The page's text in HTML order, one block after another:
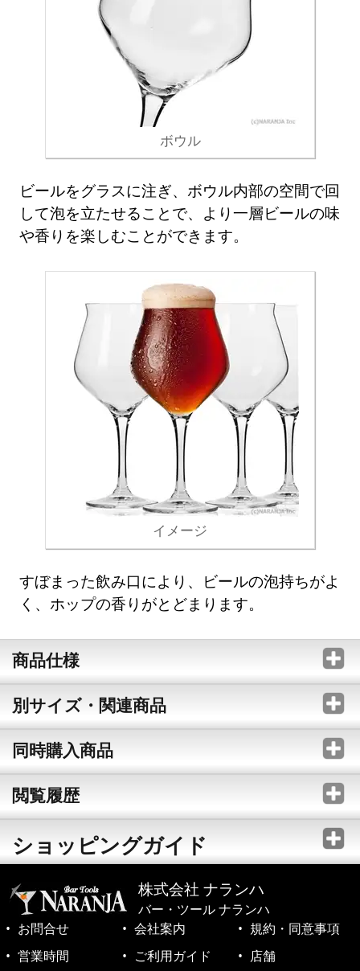
ボウル
ビールをグラスに注ぎ、ボウル内部の空間で回
して泡を立たせることで、より一層ビールの味
や香りを楽しむことができます。
イメージ
すぼまった飲み口により、ビールの泡持ちがよ
く、ホップの香りがとどまります。
商品仕様
別サイズ・関連商品
同時購入商品
閲覧履歴
ショッピングガイド
株式会社 ナランハ
バー・ツール ナランハ
お問合せ
会社案内
規約・同意事項
営業時間
ご利用ガイド 店舗